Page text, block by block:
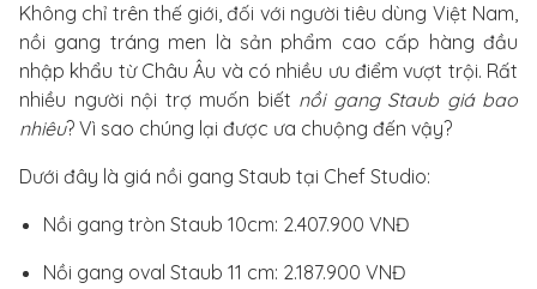
Không chỉ trên thế giới, đối với người tiêu dùng Việt Nam,
nồi gang tráng men là sản phẩm cao cấp hàng đầu
nhập khẩu từ Châu Âu và có nhiều ưu điểm vượt trội. Rất
nhiều người nội trợ muốn biết nồi gang Staub giá bao
nhiêu? Vì sao chúng lại được ưa chuộng đến vậy?
Dưới đây là giá nồi gang Staub tại Chef Studio:
Nồi gang tròn Staub 10cm: 2.407.900 VNĐ
Nồi gang oval Staub 11 cm: 2.187.900 VNĐ